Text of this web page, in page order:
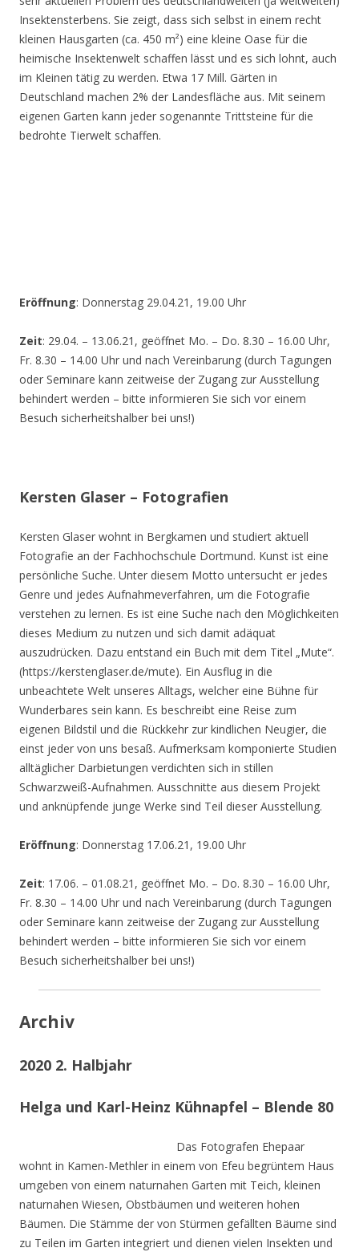
Insektensterbens. Sie zeigt, dass sich selbst in einem recht
kleinen Hausgarten (ca. 450 m²) eine kleine Oase für die
heimische Insektenwelt schaffen lässt und es sich lohnt, auch
im Kleinen tätig zu werden. Etwa 17 Mill. Gärten in
Deutschland machen 2% der Landesfläche aus. Mit seinem
eigenen Garten kann jeder sogenannte Trittsteine für die
bedrohte Tierwelt schaffen.
Eröffnung: Donnerstag 29.04.21, 19.00 Uhr
Zeit: 29.04. – 13.06.21, geöffnet Mo. – Do. 8.30 – 16.00 Uhr,
Fr. 8.30 – 14.00 Uhr und nach Vereinbarung (durch Tagungen
oder Seminare kann zeitweise der Zugang zur Ausstellung
behindert werden – bitte informieren Sie sich vor einem
Besuch sicherheitshalber bei uns!)
Kersten Glaser – Fotografien
Kersten Glaser wohnt in Bergkamen und studiert aktuell
Fotografie an der Fachhochschule Dortmund. Kunst ist eine
persönliche Suche. Unter diesem Motto untersucht er jedes
Genre und jedes Aufnahmeverfahren, um die Fotografie
verstehen zu lernen. Es ist eine Suche nach den Möglichkeiten
dieses Medium zu nutzen und sich damit adäquat
auszudrücken. Dazu entstand ein Buch mit dem Titel „Mute“.
(https://kerstenglaser.de/mute). Ein Ausflug in die
unbeachtete Welt unseres Alltags, welcher eine Bühne für
Wunderbares sein kann. Es beschreibt eine Reise zum
eigenen Bildstil und die Rückkehr zur kindlichen Neugier, die
einst jeder von uns besaß. Aufmerksam komponierte Studien
alltäglicher Darbietungen verdichten sich in stillen
Schwarzweiß-Aufnahmen. Ausschnitte aus diesem Projekt
und anknüpfende junge Werke sind Teil dieser Ausstellung.
Eröffnung: Donnerstag 17.06.21, 19.00 Uhr
Zeit: 17.06. – 01.08.21, geöffnet Mo. – Do. 8.30 – 16.00 Uhr,
Fr. 8.30 – 14.00 Uhr und nach Vereinbarung (durch Tagungen
oder Seminare kann zeitweise der Zugang zur Ausstellung
behindert werden – bitte informieren Sie sich vor einem
Besuch sicherheitshalber bei uns!)
Archiv
2020 2. Halbjahr
Helga und Karl-Heinz Kühnapfel – Blende 80
Das Fotografen Ehepaar
wohnt in Kamen-Methler in einem von Efeu begrüntem Haus
umgeben von einem naturnahen Garten mit Teich, kleinen
naturnahen Wiesen, Obstbäumen und weiteren hohen
Bäumen. Die Stämme der von Stürmen gefällten Bäume sind
zu Teilen im Garten integriert und dienen vielen Insekten und